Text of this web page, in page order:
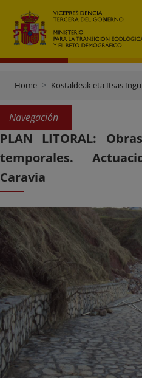
Home Kostaldeak eta Itsas
Navegación
PLAN LITORAL:
temporales.
Caravia